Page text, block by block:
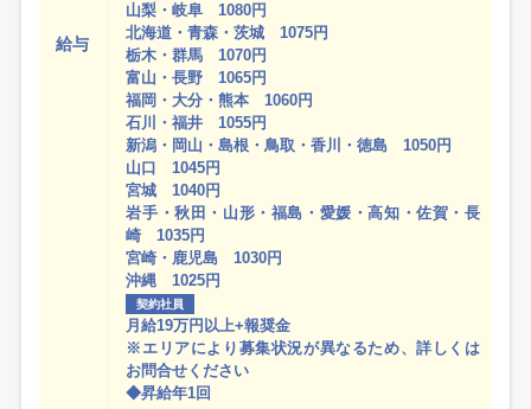
給与
山梨・岐阜 1080円
北海道・青森・茨城 1075円
栃木・群馬 1070円
富山・長野 1065円
福岡・大分・熊本 1060円
石川・福井 1055円
新潟・岡山・島根・鳥取・香川・徳島 1050円
山口 1045円
宮城 1040円
岩手・秋田・山形・福島・愛媛・高知・佐賀・長
崎 1035円
宮崎・鹿児島 1030円
沖縄 1025円
契約社員
月給19万円以上+報奨金
※エリアにより募集状況が異なるため、詳しくは
お問合せください
◆昇給年1回